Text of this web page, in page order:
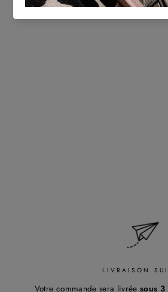
LIVRAISON
Votre commande sera livrée sous